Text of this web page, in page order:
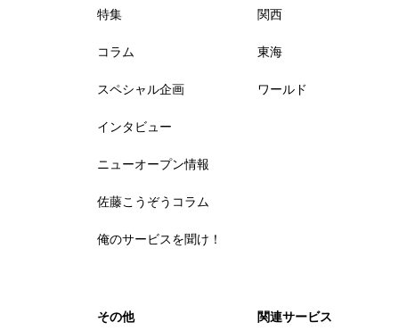
特集
コラム
スペシャル企画
インタビュー
ニューオープン情報
佐藤こうぞうコラム
俺のサービスを聞け！
関西
東海
ワールド
その他
関連サービス